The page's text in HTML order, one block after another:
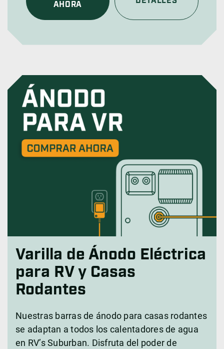
AHORA
Varilla de Ánodo Eléctrica
para RV y Casas
Rodantes
Nuestras barras de ánodo para casas rodantes
se adaptan a todos los calentadores de agua
en RV’s Suburban. Disfruta del poder de